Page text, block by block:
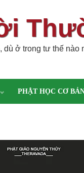
ở trong tư thế
PHẬT HỌC CƠ